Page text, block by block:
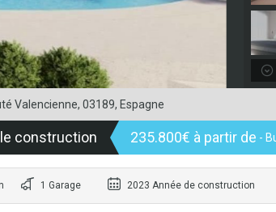
Valencienne, 03189, Espagne
construction 235.800€ à partir de -
1 Garage 2023 Année de construction